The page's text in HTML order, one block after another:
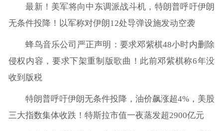
最新！美军将向中东调派战斗机，特朗普呼吁伊朗
无条件投降！以军称对伊朗12处导弹设施发动空袭
蜂鸟音乐公司严正声明：要求邓紫棋48小时内删除
侵权内容，要求下架重制版歌曲！此前邓紫棋称6年没
收到版税
特朗普呼吁伊朗无条件投降，油价飙涨超4%，美股
三大指数集体收跌！特斯拉市值一夜蒸发超2900亿元